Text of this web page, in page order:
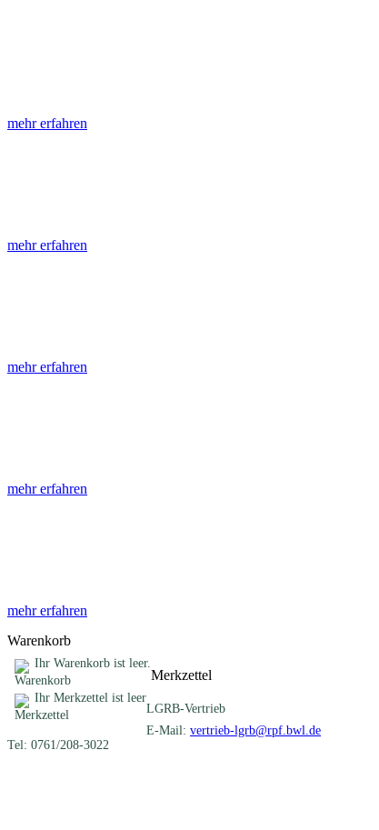
mehr erfahren
mehr erfahren
mehr erfahren
mehr erfahren
mehr erfahren
Warenkorb
Ihr Warenkorb ist leer.
Merkzettel
Ihr Merkzettel ist leer
LGRB-Vertrieb
E-Mail: vertrieb-lgrb@rpf.bwl.de
Tel: 0761/208-3022